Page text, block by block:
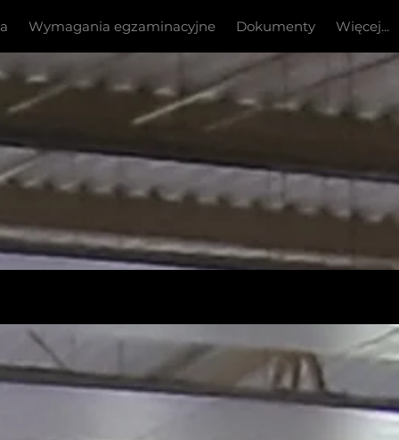
Wymagania egzaminacyjne Dokumenty Więcej...